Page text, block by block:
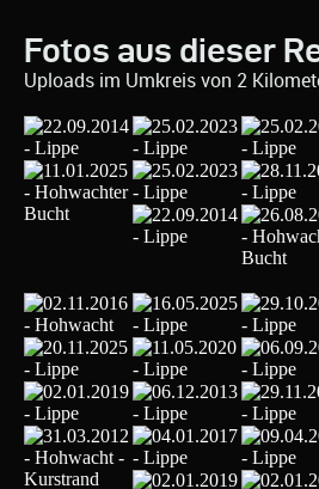
Fotos aus dieser
Uploads im Umkreis von 2